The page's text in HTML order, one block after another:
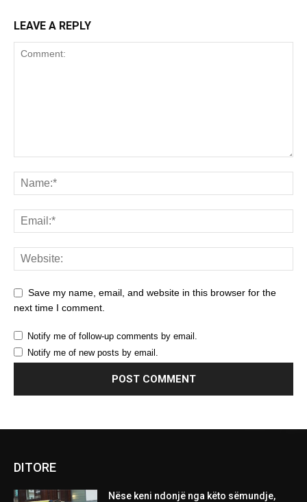
LEAVE A REPLY
Save my name, email, and website in this browser for the
next time I comment.
Notify me of follow-up comments by email.
Notify me of new posts by email.
DITORE
Nëse keni ndonjë nga këto sëmundje,